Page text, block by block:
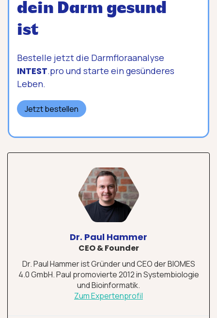
dein Darm gesund
ist
Bestelle jetzt die Darmfloraanalyse
INTEST.pro und starte ein gesünderes
Leben.
Jetzt bestellen
Dr. Paul Hammer
CEO & Founder
Dr. Paul Hammer ist Gründer und CEO der BIOMES
4.0 GmbH. Paul promovierte 2012 in Systembiologie
und Bioinformatik.
Zum Expertenprofil